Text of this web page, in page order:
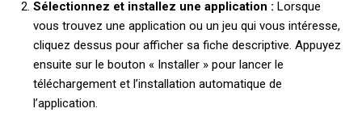
Sélectionnez et installez une application : Lorsque
vous trouvez une application ou un jeu qui vous intéresse,
cliquez dessus pour afficher sa fiche descriptive. Appuyez
ensuite sur le bouton « Installer » pour lancer le
téléchargement et l’installation automatique de
l’application.